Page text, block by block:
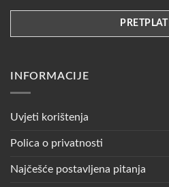
INFORMACIJE
Uvjeti korištenja
Polica o privatnosti
Najčešće postavljena pitanja